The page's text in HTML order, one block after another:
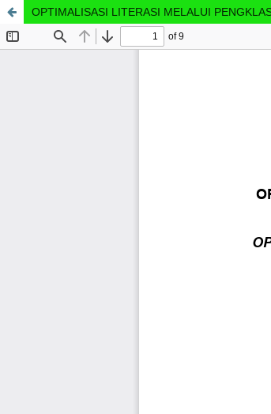
OPTIMALISASI LITERASI MELALUI